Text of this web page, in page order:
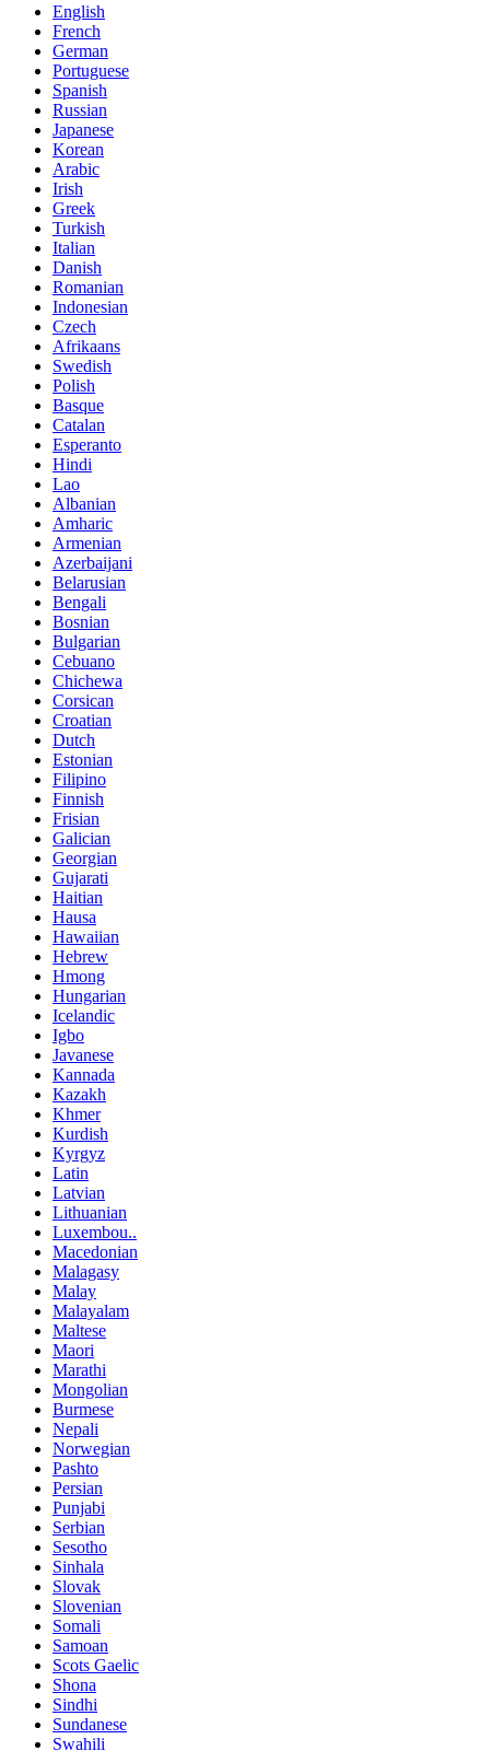
English
French
German
Portuguese
Spanish
Russian
Japanese
Korean
Arabic
Irish
Greek
Turkish
Italian
Danish
Romanian
Indonesian
Czech
Afrikaans
Swedish
Polish
Basque
Catalan
Esperanto
Hindi
Lao
Albanian
Amharic
Armenian
Azerbaijani
Belarusian
Bengali
Bosnian
Bulgarian
Cebuano
Chichewa
Corsican
Croatian
Dutch
Estonian
Filipino
Finnish
Frisian
Galician
Georgian
Gujarati
Haitian
Hausa
Hawaiian
Hebrew
Hmong
Hungarian
Icelandic
Igbo
Javanese
Kannada
Kazakh
Khmer
Kurdish
Kyrgyz
Latin
Latvian
Lithuanian
Luxembou..
Macedonian
Malagasy
Malay
Malayalam
Maltese
Maori
Marathi
Mongolian
Burmese
Nepali
Norwegian
Pashto
Persian
Punjabi
Serbian
Sesotho
Sinhala
Slovak
Slovenian
Somali
Samoan
Scots Gaelic
Shona
Sindhi
Sundanese
Swahili